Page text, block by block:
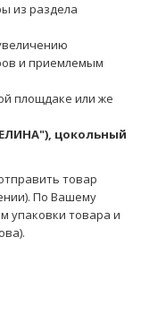
из раздела
и приемлемым
площдаке или же
цокольный
товар
По Вашему
упаковки товара и